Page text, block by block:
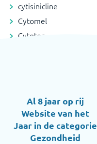
cytisinicline
Cytomel
Cytotec
Al 8 jaar op rij
Website van het
Jaar in de categorie
Gezondheid